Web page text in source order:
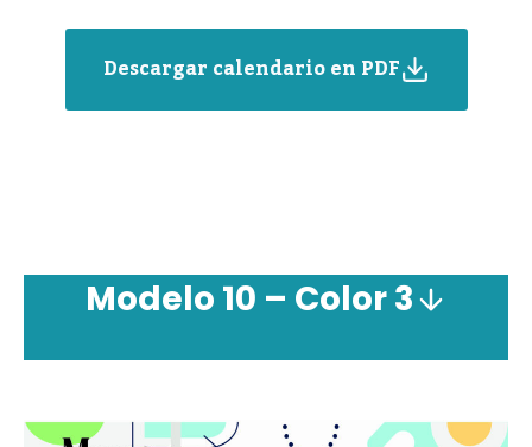
Descargar calendario en PDF
Modelo 10 – Color 3